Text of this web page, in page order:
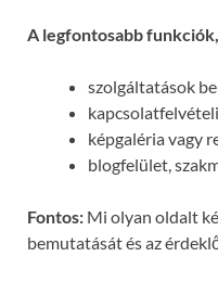
A legfontosabb
szolgáltatások
képgaléria vagy
blogfelület,
Fontos: Mi olyan oldalt
bemutatását és az